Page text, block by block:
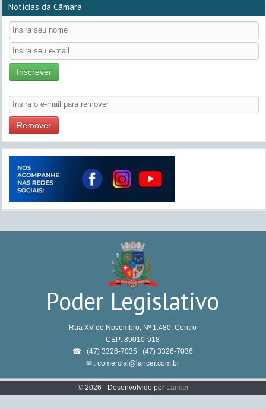
Notícias da Câmara
Inscrever
Remover
Poder Legislativo
Rua XV de Novembro, Nº 1.480. Centro
CEP: 89010-918
☎ : (47) 3326-7035 | (47) 3326-7036
✉ : comercial@lancer.com.br
© 2026 - Desenvolvido por Lancer